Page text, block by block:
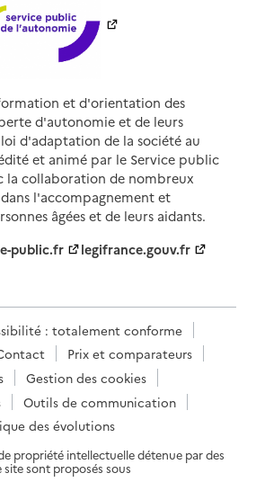
et d'orientation des
d'autonomie et de leurs
d'adaptation de la société au
et animé par le Service public
la collaboration de nombreux
l'accompagnement et
âgées et de leurs aidants.
public.fr
legifrance.gouv.fr
: totalement conforme
Prix et comparateurs
Gestion des cookies
Outils de communication
des évolutions
propriété intellectuelle détenue par des
sont proposés sous